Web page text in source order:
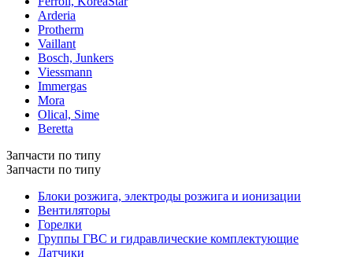
Arderia
Protherm
Vaillant
Bosch, Junkers
Viessmann
Immergas
Mora
Olical, Sime
Beretta
Запчасти по типу
Запчасти по типу
Блоки розжига, электроды розжига и ионизации
Вентиляторы
Горелки
Группы ГВС и гидравлические комплектующие
Датчики